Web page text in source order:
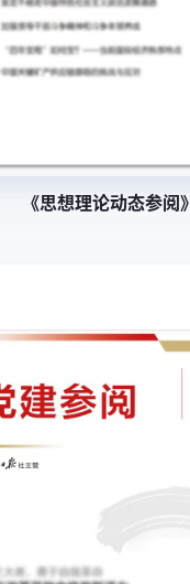
《思想理论动态参阅》